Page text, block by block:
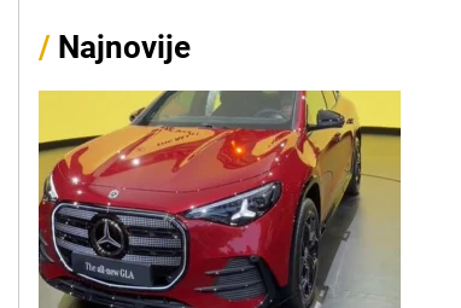
/ Najnovije